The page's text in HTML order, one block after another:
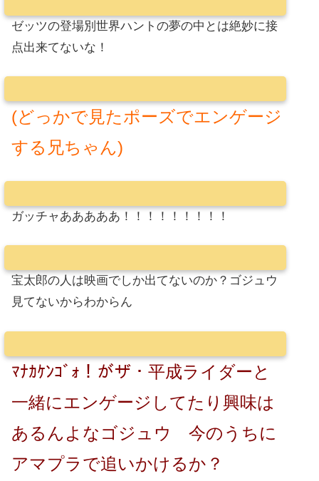
ゼッツの登場別世界ハントの夢の中とは絶妙に接
点出来てないな！
(どっかで見たポーズでエンゲージ
する兄ちゃん)
ガッチャあああああ！！！！！！！！！
宝太郎の人は映画でしか出てないのか？ゴジュウ
見てないからわからん
ﾏﾅｶｹﾝｺﾞｫ！がザ・平成ライダーと
一緒にエンゲージしてたり興味は
あるんよなゴジュウ 今のうちに
アマプラで追いかけるか？